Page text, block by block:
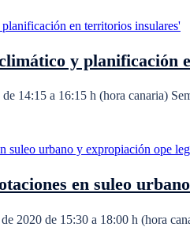
y planificación
14:15 a 16:15 h (hora canaria)
en suleo
2020 de 15:30 a 18:00 h (hora